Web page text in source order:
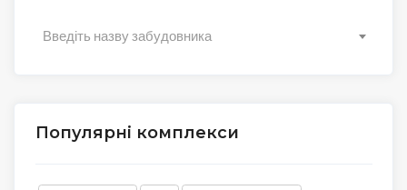
Введіть назву забудовника
Популярні комплекси